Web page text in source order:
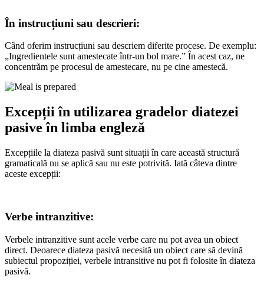
În instrucțiuni sau descrieri:
Când oferim instrucțiuni sau descriem diferite procese. De exemplu:
„Ingredientele sunt amestecate într-un bol mare.” În acest caz, ne
concentrăm pe procesul de amestecare, nu pe cine amestecă.
Excepții în utilizarea gradelor diatezei
pasive în limba engleză
Excepțiile la diateza pasivă sunt situații în care această structură
gramaticală nu se aplică sau nu este potrivită. Iată câteva dintre
aceste excepții:
Verbe intranzitive:
Verbele intranzitive sunt acele verbe care nu pot avea un obiect
direct. Deoarece diateza pasivă necesită un obiect care să devină
subiectul propoziției, verbele intransitive nu pot fi folosite în diateza
pasivă.